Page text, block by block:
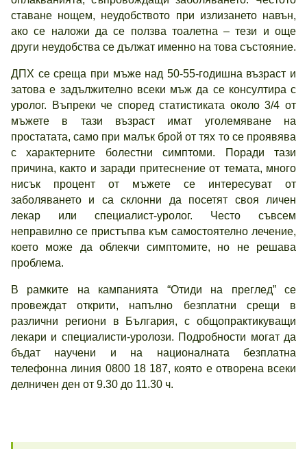
ставане нощем, неудобството при излизането навън,
ако се наложи да се ползва тоалетна – тези и още
други неудобства се дължат именно на това състояние.
ДПХ се среща при мъже над 50-55-годишна възраст и
затова е задължително всеки мъж да се консултира с
уролог. Въпреки че според статистиката около 3/4 от
мъжете в тази възраст имат уголемяване на
простатата, само при малък брой от тях то се проявява
с характерните болестни симптоми. Поради тази
причина, както и заради притеснение от темата, много
нисък процент от мъжете се интересуват от
заболяването и са склонни да посетят своя личен
лекар или специалист-уролог. Често съвсем
неправилно се пристъпва към самостоятелно лечение,
което може да облекчи симптомите, но не решава
проблема.
В рамките на кампанията “Отиди на преглед” се
провеждат открити, напълно безплатни срещи в
различни региони в България, с общопрактикуващи
лекари и специалисти-уролози. Подробности могат да
бъдат научени и на националната безплатна
телефонна линия 0800 18 187, която е отворена всеки
делничен ден от 9.30 до 11.30 ч.